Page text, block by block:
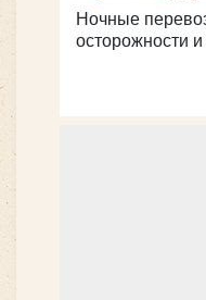
Ночные
осторожности